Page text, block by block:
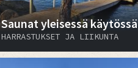
Saunat yleisessä käytössä
HARRASTUKSET JA LIIKUNTA